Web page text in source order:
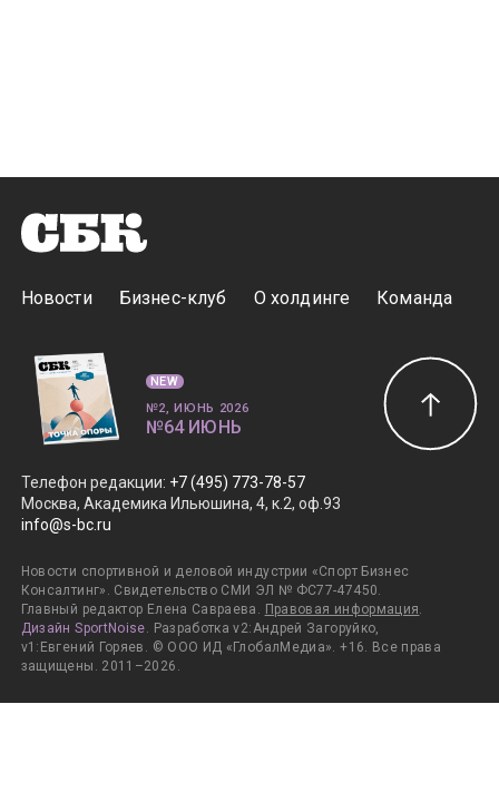
Новости Бизнес-клуб О холдинге Команда
Телефон редакции: +7 (495) 773-78-57
Москва, Академика Ильюшина, 4, к.2, оф.93
info@s-bc.ru
Новости спортивной и деловой индустрии «Спорт Бизнес
Консалтинг». Свидетельство СМИ ЭЛ № ФС77-47450.
Главный редактор Елена Савраева. Правовая информация.
Дизайн SportNoise. Разработка v2:Андрей Загоруйко,
v1:Евгений Горяев. © ООО ИД «ГлобалМедиа». +16. Все права
защищены. 2011–2026.
NEW
№2, ИЮНЬ 2026
№64 ИЮНЬ